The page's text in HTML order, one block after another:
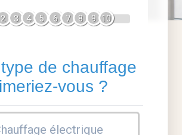
2 3 4 5 6 7 8 9 10
de chauffage
vous ?
électrique